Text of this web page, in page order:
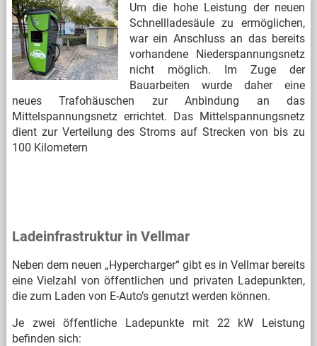
Um die hohe Leistung der neuen
Schnellladesäule zu ermöglichen,
war ein Anschluss an das bereits
vorhandene Niederspannungsnetz
nicht möglich. Im Zuge der
Bauarbeiten wurde daher eine
neues Trafohäuschen zur Anbindung an das
Mittelspannungsnetz errichtet. Das Mittelspannungsnetz
dient zur Verteilung des Stroms auf Strecken von bis zu
100 Kilometern
Ladeinfrastruktur in Vellmar
Neben dem neuen „Hypercharger“ gibt es in Vellmar bereits
eine Vielzahl von öffentlichen und privaten Ladepunkten,
die zum Laden von E-Auto’s genutzt werden können.
Je zwei öffentliche Ladepunkte mit 22 kW Leistung
befinden sich: